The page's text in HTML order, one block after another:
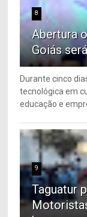
8
Abertura
Goiás
Durante cinco
tecnológica em
educação e
9
Taguatur